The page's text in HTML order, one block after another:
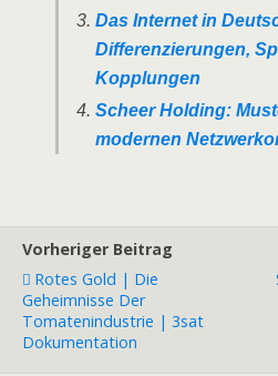
Das Internet in
Differenzierungen,
Kopplungen
Scheer Holding:
modernen
Vorheriger Beitrag
Rotes Gold | Die
Geheimnisse Der
Tomatenindustrie | 3sat
Dokumentation